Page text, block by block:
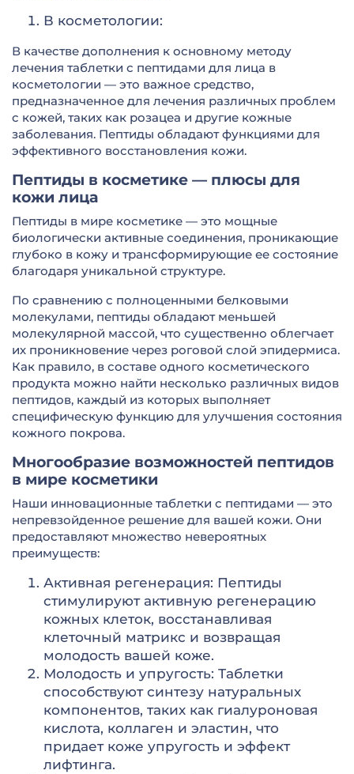
В косметологии:
В качестве дополнения к основному методу
лечения таблетки с пептидами для лица в
косметологии — это важное средство,
предназначенное для лечения различных проблем
с кожей, таких как розацеа и другие кожные
заболевания. Пептиды обладают функциями для
эффективного восстановления кожи.
Пептиды в косметике — плюсы для
кожи лица
Пептиды в мире косметике — это мощные
биологически активные соединения, проникающие
глубоко в кожу и трансформирующие ее состояние
благодаря уникальной структуре.
По сравнению с полноценными белковыми
молекулами, пептиды обладают меньшей
молекулярной массой, что существенно облегчает
их проникновение через роговой слой эпидермиса.
Как правило, в составе одного косметического
продукта можно найти несколько различных видов
пептидов, каждый из которых выполняет
специфическую функцию для улучшения состояния
кожного покрова.
Многообразие возможностей пептидов
в мире косметики
Наши инновационные таблетки с пептидами — это
непревзойденное решение для вашей кожи. Они
предоставляют множество невероятных
преимуществ:
Активная регенерация: Пептиды
стимулируют активную регенерацию
кожных клеток, восстанавливая
клеточный матрикс и возвращая
молодость вашей коже.
Молодость и упругость: Таблетки
способствуют синтезу натуральных
компонентов, таких как гиалуроновая
кислота, коллаген и эластин, что
придает коже упругость и эффект
лифтинга.